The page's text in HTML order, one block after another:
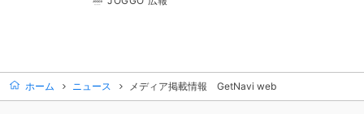
ホーム ニュース メディア掲載情報 GetNavi web